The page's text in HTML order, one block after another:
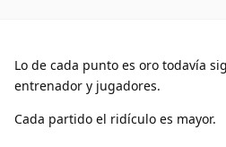
Lo de cada punto es oro todavía
entrenador y jugadores.
Cada partido el ridículo es mayor.